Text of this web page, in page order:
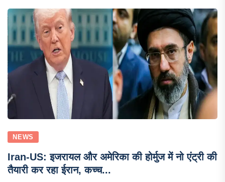
NEWS
Iran-US: इजरायल और अमेरिका की होर्मुज में नो एंट्री की
तैयारी कर रहा ईरान, कच्च...